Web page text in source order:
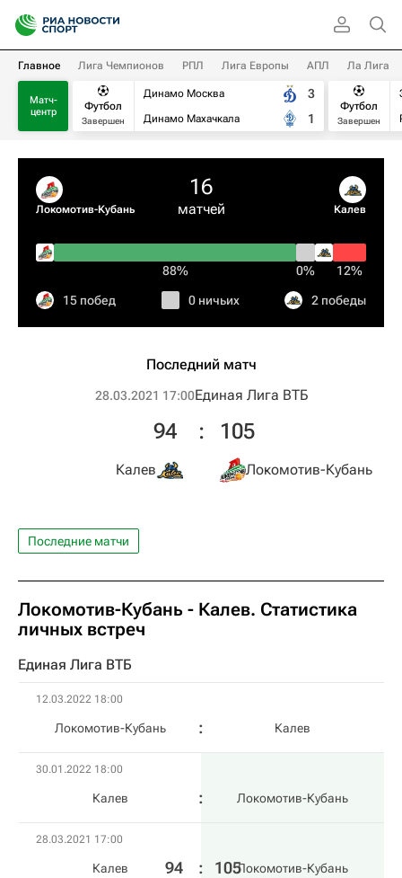
Главное Лига Чемпионов РПЛ Лига Европы АПЛ Ла Лига
Матч-
центр
Футбол
Завершен
Динамо Москва
Динамо Махачкала
3
1
Футбол
Завершен
Локомотив-Кубань
16
матчей Калев
88% 0% 12%
15 побед 0 ничьих 2 победы
Последний матч
28.03.2021 17:00Единая Лига ВТБ
Калев
94 : 105
Локомотив-Кубань
Последние матчи
Локомотив-Кубань - Калев. Статистика
личных встреч
Единая Лига ВТБ
12.03.2022 18:00
Локомотив-Кубань Калев
30.01.2022 18:00
Калев Локомотив-Кубань
28.03.2021 17:00
Калев 94 : 105Локомотив-Кубань